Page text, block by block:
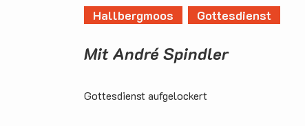
Hallbergmoos Gottesdienst
Mit André Spindler
Gottesdienst aufgelockert